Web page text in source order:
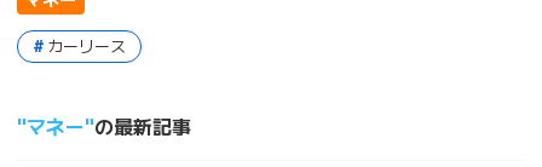
カーリース
マネー の最新記事